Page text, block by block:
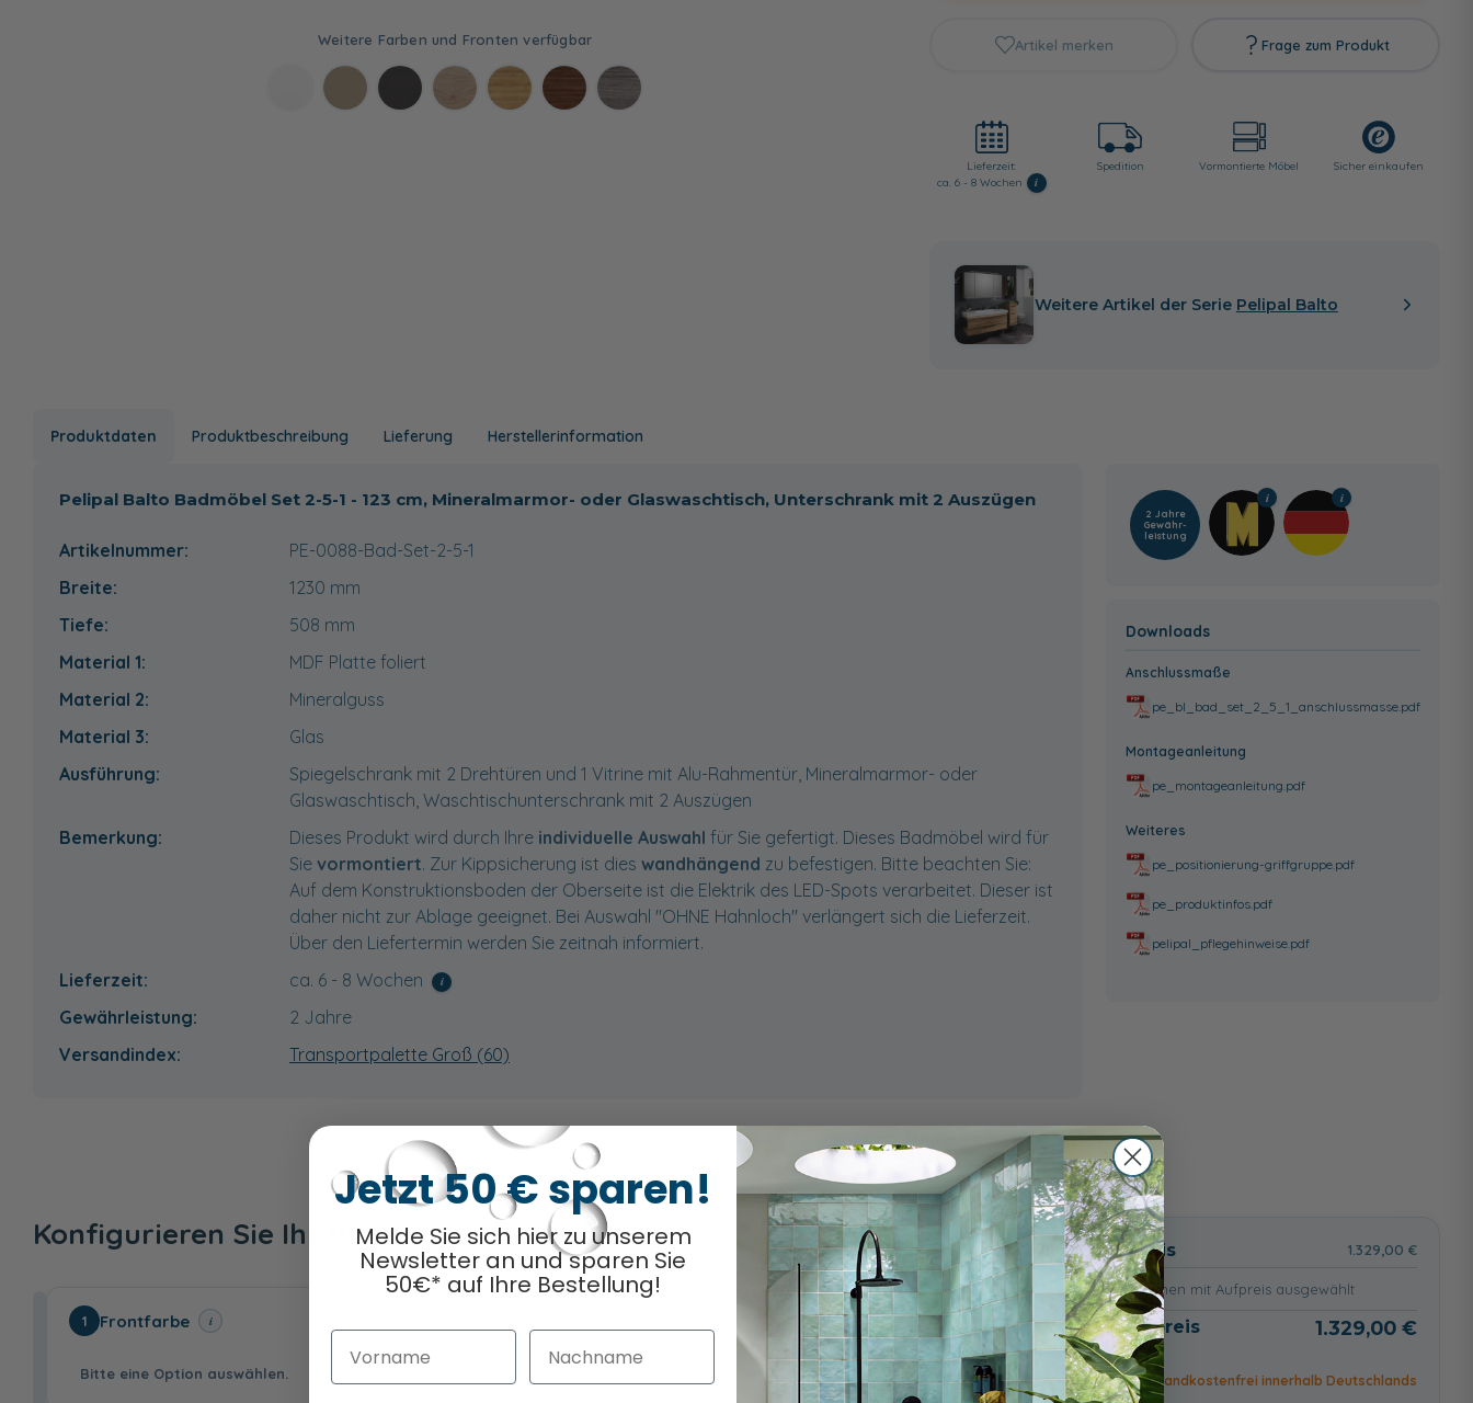
Artikel merken Frage zum Produkt
Lieferzeit:
ca. 6 - 8 Wochen
i
Spedition Vormontierte Möbel Sicher einkaufen
Weitere Artikel der Serie Pelipal Balto
Produktdaten Produktbeschreibung Lieferung Herstellerinformation
Pelipal Balto Badmöbel Set 2-5-1 - 123 cm, Mineralmarmor- oder Glaswaschtisch, Unterschrank mit 2 Auszügen
Artikelnummer:
PE-0088-Bad-Set-2-5-1
Breite:
1230 mm
Tiefe:
508 mm
Material 1:
MDF Platte foliert
Material 2:
Mineralguss
Material 3:
Glas
Ausführung:
Spiegelschrank mit 2 Drehtüren und 1 Vitrine mit Alu-Rahmentür, Mineralmarmor- oder
Glaswaschtisch, Waschtischunterschrank mit 2 Auszügen
Bemerkung:
Dieses Produkt wird durch Ihre individuelle Auswahl für Sie gefertigt. Dieses Badmöbel wird für
Sie vormontiert. Zur Kippsicherung ist dies wandhängend zu befestigen. Bitte beachten Sie:
Auf dem Konstruktionsboden der Oberseite ist die Elektrik des LED-Spots verarbeitet. Dieser ist
daher nicht zur Ablage geeignet. Bei Auswahl "OHNE Hahnloch" verlängert sich die Lieferzeit.
Über den Liefertermin werden Sie zeitnah informiert.
Lieferzeit:
ca. 6 - 8 Wochen i
Gewährleistung:
2 Jahre
Versandindex:
Transportpalette Groß (60)
2 Jahre
Gewähr­
leistung
Downloads
Anschlussmaße
pe_bl_bad_set_2_5_1_anschlussmasse.pdf
Montageanleitung
pe_montageanleitung.pdf
Weiteres
pe_positionierung-griffgruppe.pdf
pe_produktinfos.pdf
pelipal_pflegehinweise.pdf
Konfigurieren Sie Ihr Wunschprodukt Optionen ausgewählt
1 Frontfarbe i
Bitte eine Option auswählen.
Basispreis 1.329,00 €
keine Optionen mit Aufpreis ausgewählt
Gesamtpreis 1.329,00 €
Versandkostenfrei innerhalb Deutschlands
Jetzt 50 € sparen!
Melde Sie sich hier zu unserem
Newsletter an und sparen Sie
50€* auf Ihre Bestellung!
Vorname Nachname